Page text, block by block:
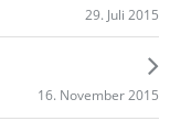
29. Juli 2015
16. November 2015